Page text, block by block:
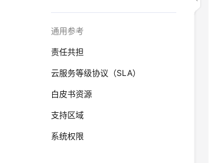
通用参考
责任共担
云服务等级协议（SLA）
白皮书资源
支持区域
系统权限